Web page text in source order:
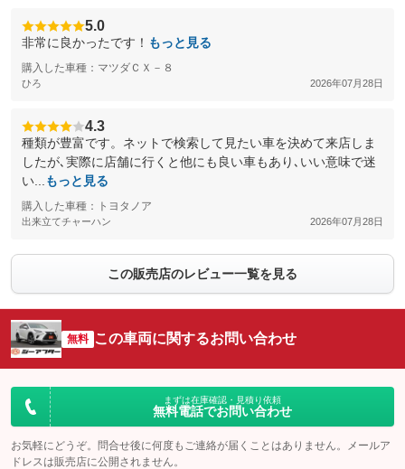
5.0
非常に良かったです！ もっと見る
購入した車種：マツダＣＸ－８
ひろ 2026年07月28日
4.3
種類が豊富です。ネットで検索して見たい車を決めて来店しま
したが､実際に店舗に行くと他にも良い車もあり､いい意味で迷
い...
もっと見る
購入した車種：トヨタノア
出来立てチャーハン 2026年07月28日
この販売店のレビュー一覧を見る
無料 この車両に関するお問い合わせ
まずは在庫確認・見積り依頼
無料電話でお問い合わせ
お気軽にどうぞ。問合せ後に何度もご連絡が届くことはありません。メールア
ドレスは販売店に公開されません。